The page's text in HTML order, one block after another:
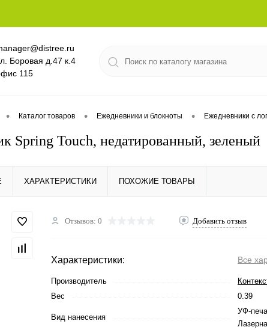
Боровая д.47 к.4
115
• Каталог товаров • Ежедневники и блокноты • Ежедневники с
Spring Touch, недатированный, зеленый
ХАРАКТЕРИСТИКИ ПОХОЖИЕ ТОВАРЫ
Отзывов: 0 Добавить отзыв
Характеристики: Все
Производитель
Вес
0.39
Вид нанесения
УФ-